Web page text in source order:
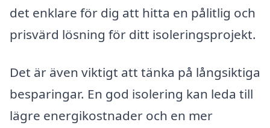
det enklare för dig att hitta en pålitlig och
prisvärd lösning för ditt isoleringsprojekt.
Det är även viktigt att tänka på långsiktiga
besparingar. En god isolering kan leda till
lägre energikostnader och en mer